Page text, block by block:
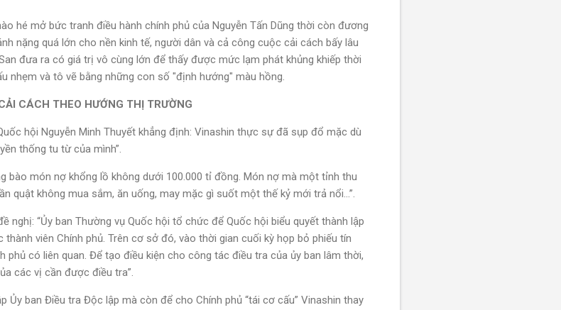
hé mở bức tranh điều hành chính phủ của Nguyễn Tấn Dũng thời còn đương
nặng quá lớn cho nền kinh tế, người dân và cả công cuộc cải cách bấy lâu
đưa ra có giá trị vô cùng lớn để thấy được mức lạm phát khủng khiếp thời
nhẹm và tô vẽ bằng những con số "định hướng" màu hồng.
CÁCH THEO HƯỚNG THỊ TRƯỜNG
hội Nguyễn Minh Thuyết khẳng định: Vinashin thực sự đã sụp đổ mặc dù
thống tu từ của mình”.
bào món nợ khổng lồ không dưới 100.000 tỉ đồng. Món nợ mà một tỉnh thu
quật không mua sắm, ăn uống, may mặc gì suốt một thế kỷ mới trả nổi...”.
nghị: “Ủy ban Thường vụ Quốc hội tổ chức để Quốc hội biểu quyết thành lập
viên Chính phủ. Trên cơ sở đó, vào thời gian cuối kỳ họp bỏ phiếu tín
phủ có liên quan. Để tạo điều kiện cho công tác điều tra của ủy ban lâm thời,
các vị cần được điều tra”.
Ủy ban Điều tra Độc lập mà còn để cho Chính phủ “tái cơ cấu” Vinashin thay